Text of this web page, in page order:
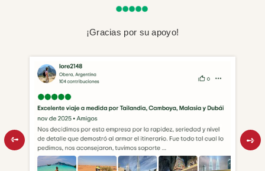
¡Gracias por su apoyo!